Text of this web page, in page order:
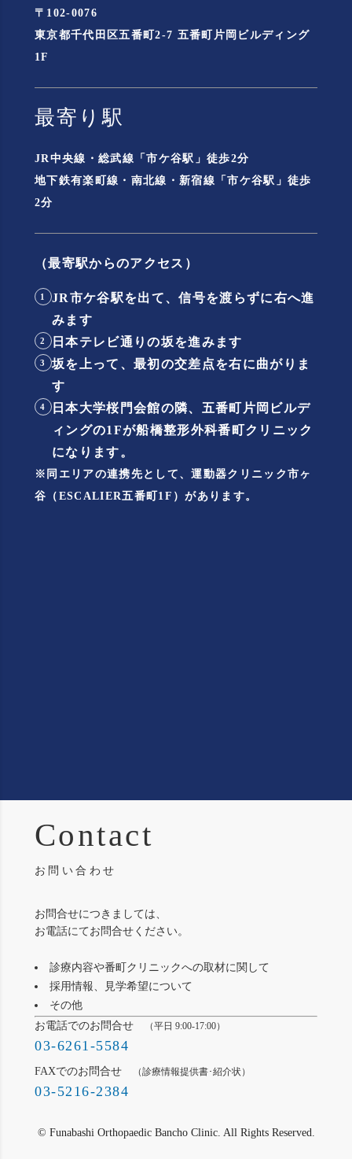
〒102-0076
東京都千代田区五番町2-7 五番町片岡ビルディング
1F
最寄り駅
JR中央線・総武線「市ケ谷駅」徒歩2分
地下鉄有楽町線・南北線・新宿線「市ケ谷駅」徒歩
2分
（最寄駅からのアクセス）
1
JR市ケ谷駅を出て、信号を渡らずに右へ進
みます
2 日本テレビ通りの坂を進みます
3
坂を上って、最初の交差点を右に曲がりま
す
4
日本大学桜門会館の隣、五番町片岡ビルデ
ィングの1Fが船橋整形外科番町クリニック
になります。
※同エリアの連携先として、運動器クリニック市ヶ
谷 （ESCALIER五番町1F）があります。
Contact
お問い合わせ
お問合せにつきましては、
お電話にてお問合せください。
診療内容や番町クリニックへの取材に関して
採用情報、見学希望について
その他
お電話でのお問合せ
（平日 9:00-17:00）
03-6261-5584
FAXでのお問合せ （診療情報提供書･紹介状）
03-5216-2384
© Funabashi Orthopaedic Bancho Clinic. All Rights Reserved.